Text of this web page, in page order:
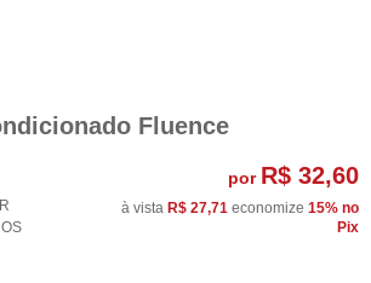
Fluence
por R$ 32,60
à vista R$ 27,71 economize 15% no
Pix